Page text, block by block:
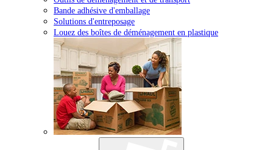
Bande adhésive d'emballage
Solutions d'entreposage
Louez des boîtes de déménagement en plastique